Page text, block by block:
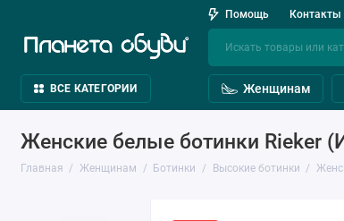
Помощь Контакты
ВСЕ КАТЕГОРИИ Женщинам
Женские белые ботинки Rieker
Главная Женщинам Ботинки Высокие ботинки